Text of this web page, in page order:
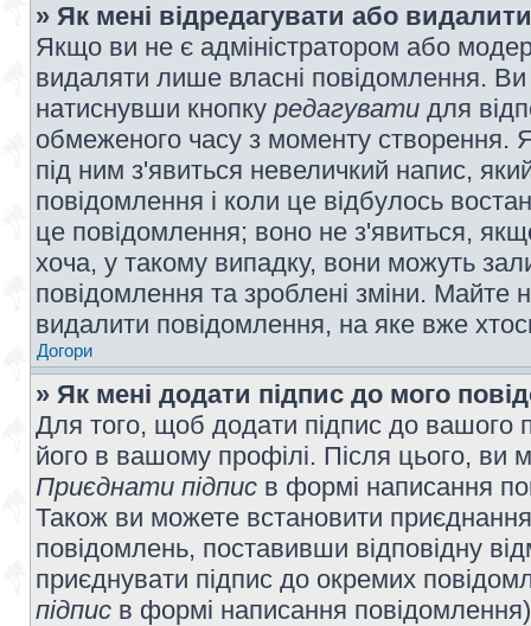
» Як мені відредагувати або
Якщо ви не є адміністратором або
видаляти лише власні повідомлення.
натиснувши кнопку редагувати для
обмеженого часу з моменту створення.
під ним з'явиться невеличкий напис,
повідомлення і коли це відбулось
це повідомлення; воно не з'явиться,
хоча, у такому випадку, вони можуть
повідомлення та зроблені зміни. Майте
видалити повідомлення, на яке вже
Догори
» Як мені додати підпис до мого
Для того, щоб додати підпис до вашого
його в вашому профілі. Після цього, ви
Приєднати підпис в формі написання
Також ви можете встановити
повідомлень, поставивши відповідну
приєднувати підпис до окремих
підпис в формі написання